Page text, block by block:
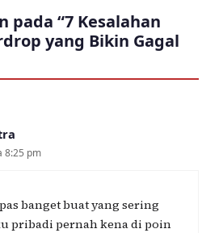
pada “7 Kesalahan
yang Bikin Gagal
8:25 pm
banget buat yang sering
pribadi pernah kena di poin